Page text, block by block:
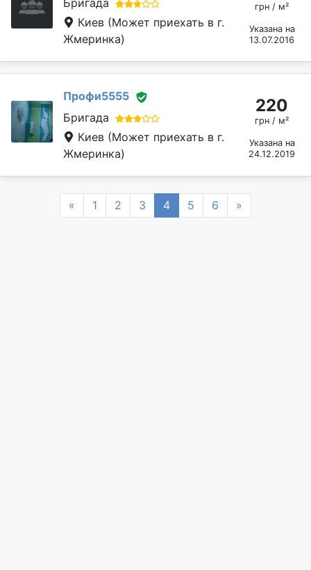
Бригада
Киев (Может приехать в г.
Жмеринка)
грн / м²
Указана на
13.07.2016
Профи5555
Бригада
Киев (Может приехать в г.
Жмеринка)
220
грн / м²
Указана на
24.12.2019
« Previous
1 2 3 4 5 6 »